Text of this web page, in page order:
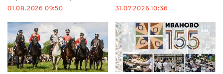
01.08.2026 09:50 31.07.2026 10:36